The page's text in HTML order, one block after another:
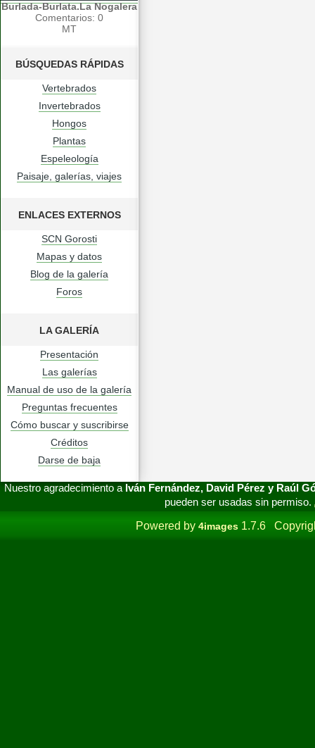
Burlada-Burlata.La Nogalera
Comentarios: 0
MT
BÚSQUEDAS RÁPIDAS
Vertebrados
Invertebrados
Hongos
Plantas
Espeleología
Paisaje, galerías, viajes
ENLACES EXTERNOS
SCN Gorosti
Mapas y datos
Blog de la galería
Foros
LA GALERÍA
Presentación
Las galerías
Manual de uso de la galería
Preguntas frecuentes
Cómo buscar y suscribirse
Créditos
Darse de baja
Nuestro agradecimiento a Iván Fernández, David Pérez y Raúl
pueden ser usadas sin permiso.
Powered by 4images 1.7.6